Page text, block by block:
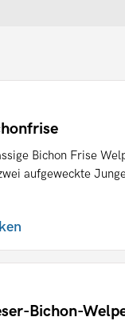
Bichon Frise
aufgeweckte
Bichon-